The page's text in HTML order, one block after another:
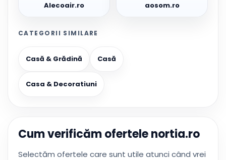
Alecoair.ro aosom.ro
CATEGORII SIMILARE
Casă & Grădină Casă
Casa & Decoratiuni
Cum verificăm ofertele nortia.ro
Selectăm ofertele care sunt utile atunci când vrei